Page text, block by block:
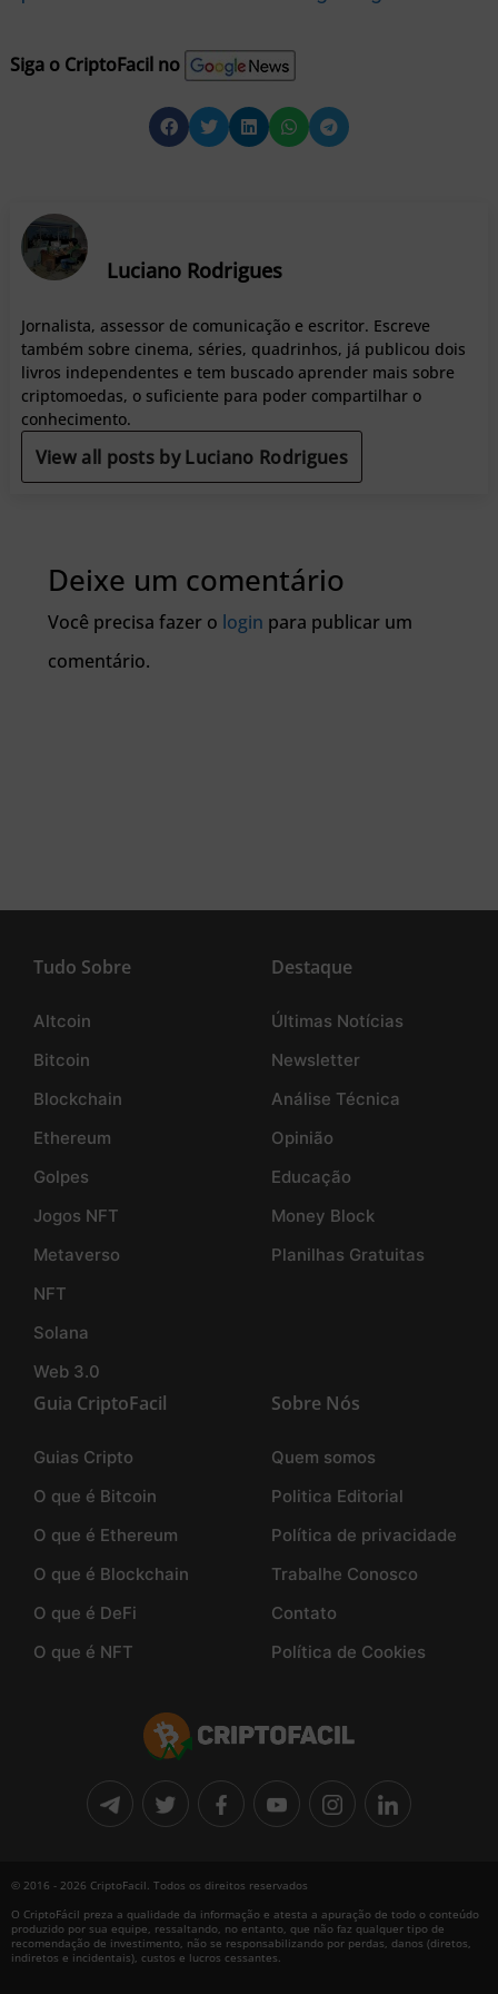
Siga o CriptoFacil no
Luciano Rodrigues
Jornalista, assessor de comunicação e escritor. Escreve
também sobre cinema, séries, quadrinhos, já publicou dois
livros independentes e tem buscado aprender mais sobre
criptomoedas, o suficiente para poder compartilhar o
conhecimento.
View all posts by Luciano Rodrigues
Deixe um comentário
Você precisa fazer o login para publicar um
comentário.
Tudo Sobre
Altcoin
Bitcoin
Blockchain
Ethereum
Golpes
Jogos NFT
Metaverso
NFT
Solana
Web 3.0
Destaque
Últimas Notícias
Newsletter
Análise Técnica
Opinião
Educação
Money Block
Planilhas Gratuitas
Guia CriptoFacil
Guias Cripto
O que é Bitcoin
O que é Ethereum
O que é Blockchain
O que é DeFi
O que é NFT
Sobre Nós
Quem somos
Politica Editorial
Política de privacidade
Trabalhe Conosco
Contato
Política de Cookies
© 2016 - 2026 CriptoFacil. Todos os direitos reservados
O CriptoFácil preza a qualidade da informação e atesta a apuração de todo o conteúdo
produzido por sua equipe, ressaltando, no entanto, que não faz qualquer tipo de
recomendação de investimento, não se responsabilizando por perdas, danos (diretos,
indiretos e incidentais), custos e lucros cessantes.